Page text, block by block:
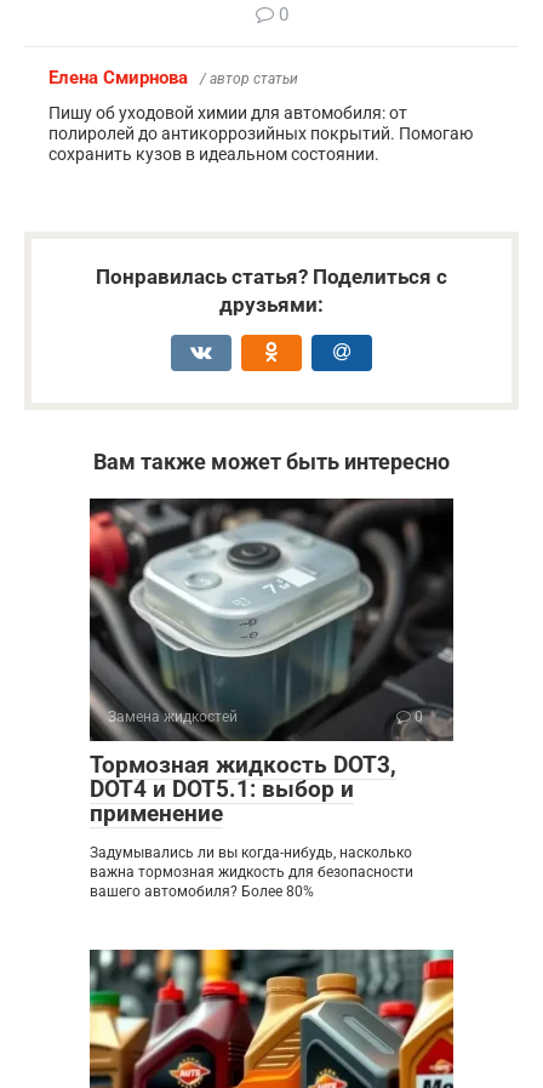
0
Елена Смирнова / автор статьи
Пишу об уходовой химии для автомобиля: от
полиролей до антикоррозийных покрытий. Помогаю
сохранить кузов в идеальном состоянии.
Понравилась статья? Поделиться с
друзьями:
Вам также может быть интересно
Замена жидкостей 0
Тормозная жидкость DOT3,
DOT4 и DOT5.1: выбор и
применение
Задумывались ли вы когда-нибудь, насколько
важна тормозная жидкость для безопасности
вашего автомобиля? Более 80%